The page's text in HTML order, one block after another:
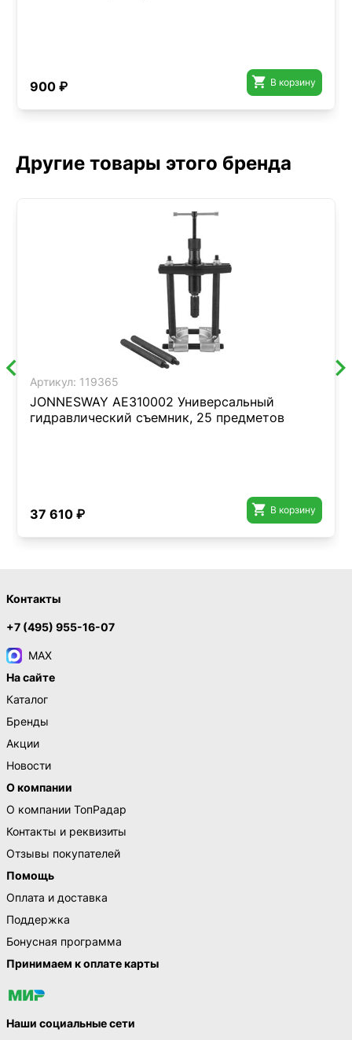
900 ₽  В корзину
Другие товары этого бренда
Артикул: 119365
JONNESWAY AE310002 Универсальный
гидравлический съемник, 25 предметов
37 610 ₽  В корзину
Контакты
+7 (495) 955-16-07
MAX
На сайте
Каталог
Бренды
Акции
Новости
О компании
О компании ТопРадар
Контакты и реквизиты
Отзывы покупателей
Помощь
Оплата и доставка
Поддержка
Бонусная программа
Принимаем к оплате карты
Наши социальные сети